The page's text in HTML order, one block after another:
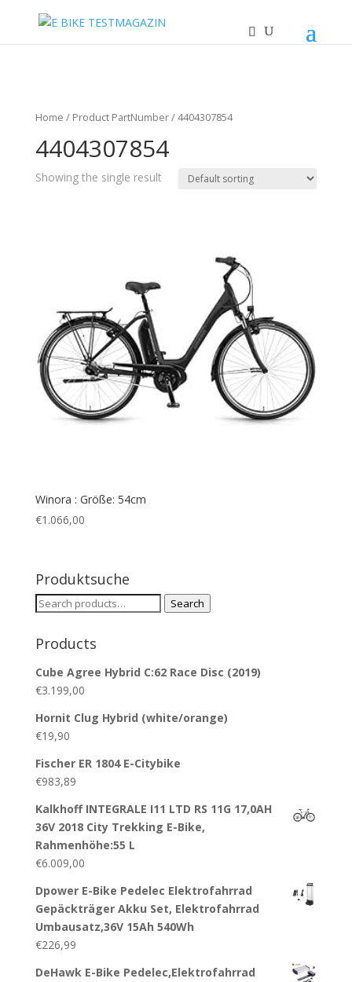
Home / Product PartNumber / 4404307854
4404307854
Showing the single result
Winora : Größe: 54cm
€1.066,00
Produktsuche
Search
Search
Products
Cube Agree Hybrid C:62 Race Disc (2019)
€3.199,00
Hornit Clug Hybrid (white/orange)
€19,90
Fischer ER 1804 E-Citybike
€983,89
Kalkhoff INTEGRALE I11 LTD RS 11G 17,0AH
36V 2018 City Trekking E-Bike,
Rahmenhöhe:55 L
€6.009,00
Dpower E-Bike Pedelec Elektrofahrrad
Gepäckträger Akku Set, Elektrofahrrad
Umbausatz,36V 15Ah 540Wh
€226,99
DeHawk E-Bike Pedelec,Elektrofahrrad